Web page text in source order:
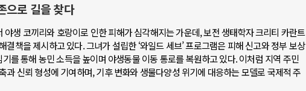
으로 길을 찾다
생 코끼리와 호랑이로 인한 피해가 심각해지는 가운데, 보전 생태학자 크리티 카란트
책을 제시하고 있다. 그녀가 설립한 ‘와일드 세브’ 프로그램은 피해 신고와 정부 보상
를 통해 농민 소득을 높이며 야생동물 이동 통로를 복원하고 있다. 이처럼 지역 주민
과 신뢰 형성에 기여하며, 기후 변화와 생물다양성 위기에 대응하는 모델로 국제적 주